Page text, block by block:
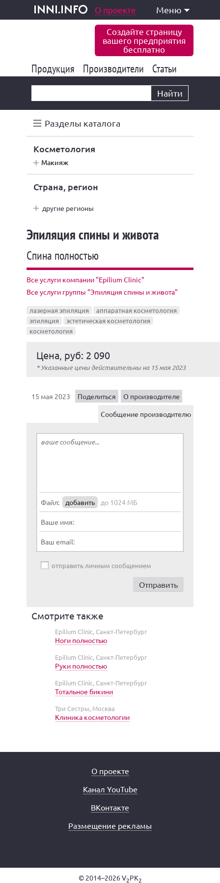
inni.info
и услуги О проекте Меню
Создайте страницу
вашего предприятия
бесплатно
Продукция 177 847
Производители 6 777
Статьи
Найти
Разделы каталога
косметология
макияж
Страна, регион
другие регионы
Эпиляция спины и живота
Спина полностью
Все услуги компании "Epilium Clinic"
Все услуги группы "Эпиляция спины и живота"
лазерная эпиляция
аппаратная косметология
эпиляция
эстетическая косметология
косметология
Цена, руб: 2 090
* Указанные цены действительны на 15 мая 2023
15 мая 2023 Поделиться
О производителе
Сообщение производителю
Файл: добавить до 1024 МБ
Ваше имя:
Ваш email:
отправить личным сообщением
Смотрите также
Epilium Clinic, Санкт-Петербург
Ноги полностью
Epilium Clinic, Санкт-Петербург
Руки полностью
Epilium Clinic, Санкт-Петербург
Тотальное бикини
Три Сестры, Москва
Клиника косметологии
О проекте
Канал YouTube
ВКонтакте
Размещение рекламы
© 2014–2026 V2PK2